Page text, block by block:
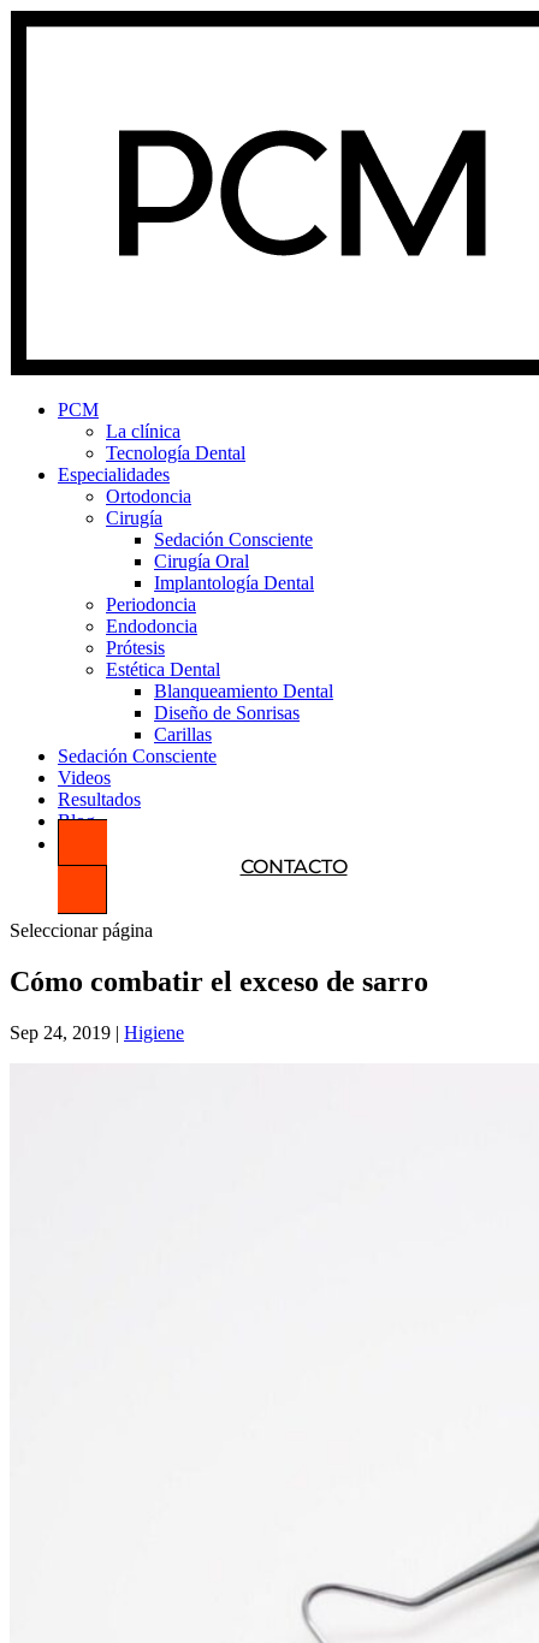
PCM
La clínica
Tecnología Dental
Especialidades
Ortodoncia
Cirugía
Sedación Consciente
Cirugía Oral
Implantología Dental
Periodoncia
Endodoncia
Prótesis
Estética Dental
Blanqueamiento Dental
Diseño de Sonrisas
Carillas
Sedación Consciente
Videos
Resultados
Blog
CONTACTO
Seleccionar página
Cómo combatir el exceso de sarro
Sep 24, 2019 | Higiene